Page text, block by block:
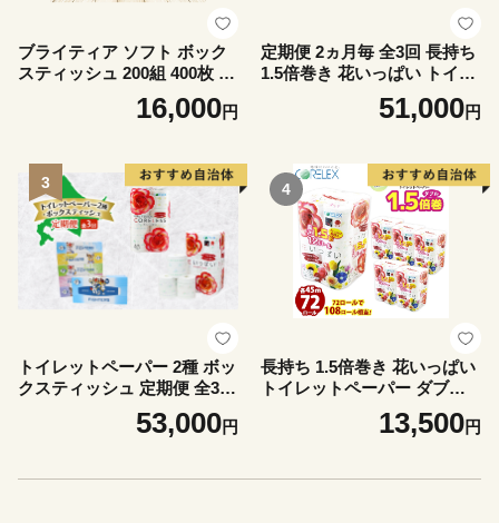
ブライティア ソフト ボック
スティッシュ 200組 400枚 60
箱 日本製 まとめ買い ティッ
シュ リサイクル 長持 防災 常
倶知安町 日用品
16,000円
定期便 2ヵ月毎 全3回 長持ち
1.5倍巻き 花いっぱい トイレ
ットペーパー ダブル 45ｍ 計
72ロール 全18種 花柄 プリン
ー 消耗品 備蓄 送料無料 北海
道 倶知安町 日用品
51,000円
3
トイレットペーパー 2種 ボッ
クスティッシュ 定期便 全3
回 日本製 まとめ買い 防災
常備品 日用雑貨 消耗品 生活
53,000円
4
長持ち 1.5倍巻き 花いっぱい
トイレットペーパー ダブル 4
5ｍ 計72ロール 全18種 花柄
プリント ハーブ 香り付き 日
13,500円